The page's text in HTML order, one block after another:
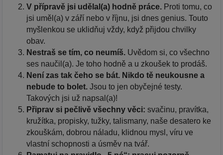
V přípravě jsi udělal(a) hodně práce. Proti tomu, co
jsi uměl(a) v září nebo v říjnu, jsi dnes genius. Touto
myšlenkou se uklidňuj vždy, když přijdou chvilky
obav.
Nestraš se tím, co neumíš. Uvědom si, co všechno
ses naučil(a). Je toho hodně a u zkoušek to prodáš.
Není zas tak čeho se bát. Nikdo tě neukousne a
nebude to bolet. Jsou to jen obyčejné testy.
Takových jsi už napsal(a)!
Připrav si pečlivě všechny věci: svačinu, pravítka,
kružítka, propisky, tužky, talismany, naše desatero ke
zkouškám, dobrou náladu, klidnou mysl, víru ve
vlastní schopnosti a úsměv na tvář.